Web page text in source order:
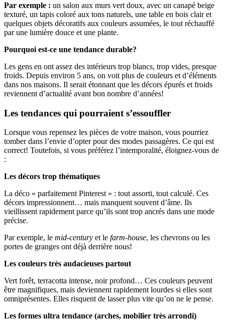
Par exemple : un salon aux murs vert doux, avec un canapé beige
texturé, un tapis coloré aux tons naturels, une table en bois clair et
quelques objets décoratifs aux couleurs assumées, le tout réchauffé
par une lumière douce et une plante.
Pourquoi est-ce une tendance durable?
Les gens en ont assez des intérieurs trop blancs, trop vides, presque
froids. Depuis environ 5 ans, on voit plus de couleurs et d’éléments
dans nos maisons. Il serait étonnant que les décors épurés et froids
reviennent d’actualité avant bon nombre d’années!
Les tendances qui pourraient s’essouffler
Lorsque vous repensez les pièces de votre maison, vous pourriez
tomber dans l’envie d’opter pour des modes passagères. Ce qui est
correct! Toutefois, si vous préférez l’intemporalité, éloignez-vous de
:
Les décors trop thématiques
La déco « parfaitement Pinterest » : tout assorti, tout calculé. Ces
décors impressionnent… mais manquent souvent d’âme. Ils
vieillissent rapidement parce qu’ils sont trop ancrés dans une mode
précise.
Par exemple, le mid-century et le farm-house, les chevrons ou les
portes de granges ont déjà derrière nous!
Les couleurs très audacieuses partout
Vert forêt, terracotta intense, noir profond… Ces couleurs peuvent
être magnifiques, mais deviennent rapidement lourdes si elles sont
omniprésentes. Elles risquent de lasser plus vite qu’on ne le pense.
Les formes ultra tendance (arches, mobilier très arrondi)